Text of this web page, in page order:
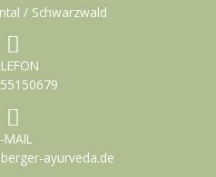
/ Schwarzwald
MAIL
ayurveda.de